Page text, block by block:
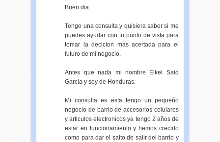
Buen dia
Tengo una consulta y quisiera saber si me
puedes ayudar con tu punto de vista para
tomar la decicion mas acertada para el
futuro de mi negocio.
Antes que nada mi nombre Eikel Said
Garcia y soy de Honduras.
Mi consulta es esta tengo un pequeño
negocio de barrio de accesorios celulares
y articulos electronicos ya tengo 2 años de
estar en funcionamiento y hemos crecido
como para dar el salto de salir del barrio y